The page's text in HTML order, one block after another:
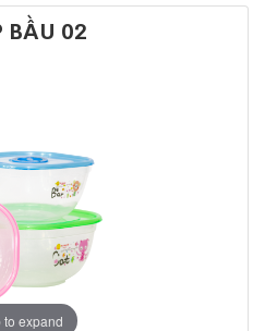
BẦU 02
to expand